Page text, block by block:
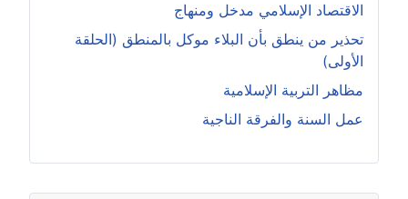
الاقتصاد الإسلامي مدخل ومنهاج
تحذير من ينطق بأن البلاء موكل بالمنطق (الحلقة
الأولى)
مظاهر التربية الإسلامية
عمل السنة والفرقة الناجية